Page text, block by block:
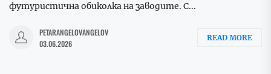
футуристична обиколка на заводите. С...
PETARANGELOVANGELOV
03.06.2026
READ MORE